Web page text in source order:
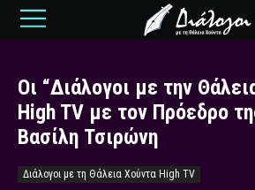
Οι “Διάλογοι με την
High TV με τον Πρόεδρο
Βασίλη Τσιρώνη
Διάλογοι με τη Θάλεια Χούντα High TV